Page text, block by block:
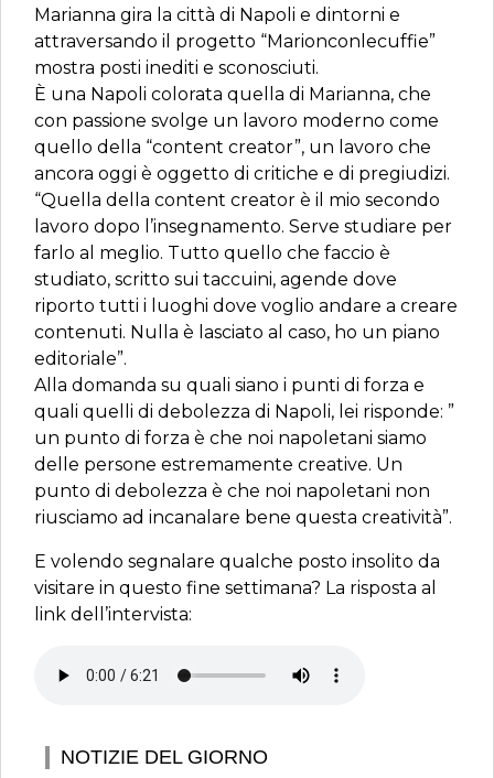
Marianna gira la città di Napoli e dintorni e
attraversando il progetto “Marionconlecuffie”
mostra posti inediti e sconosciuti.
È una Napoli colorata quella di Marianna, che
con passione svolge un lavoro moderno come
quello della “content creator”, un lavoro che
ancora oggi è oggetto di critiche e di pregiudizi.
“Quella della content creator è il mio secondo
lavoro dopo l’insegnamento. Serve studiare per
farlo al meglio. Tutto quello che faccio è
studiato, scritto sui taccuini, agende dove
riporto tutti i luoghi dove voglio andare a creare
contenuti. Nulla è lasciato al caso, ho un piano
editoriale”.
Alla domanda su quali siano i punti di forza e
quali quelli di debolezza di Napoli, lei risponde: ”
un punto di forza è che noi napoletani siamo
delle persone estremamente creative. Un
punto di debolezza è che noi napoletani non
riusciamo ad incanalare bene questa creatività”.
E volendo segnalare qualche posto insolito da
visitare in questo fine settimana? La risposta al
link dell’intervista:
NOTIZIE DEL GIORNO